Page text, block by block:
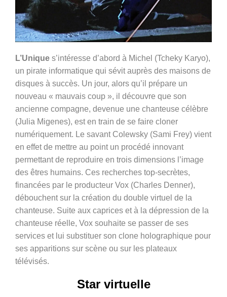
L’Unique s’intéresse d’abord à Michel (Tcheky Karyo),
un pirate informatique qui sévit auprès des maisons de
disques à succès. Un jour, alors qu’il prépare un
nouveau « mauvais coup », il découvre que son
ancienne compagne, devenue une chanteuse célèbre
(Julia Migenes), est en train de se faire cloner
numériquement. Le savant Colewsky (Sami Frey) vient
en effet de mettre au point un procédé innovant
permettant de reproduire en trois dimensions l’image
des êtres humains. Ces recherches top-secrètes,
financées par le producteur Vox (Charles Denner),
débouchent sur la création du double virtuel de la
chanteuse. Suite aux caprices et à la dépression de la
chanteuse réelle, Vox souhaite se passer de ses
services et lui substituer son clone holographique pour
ses apparitions sur scène ou sur les plateaux
télévisés.
Star virtuelle